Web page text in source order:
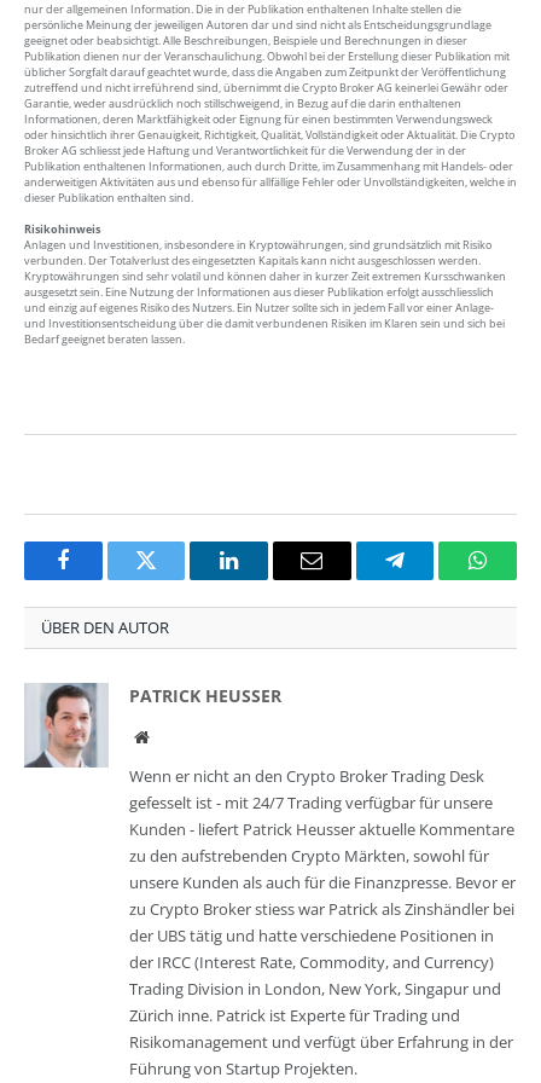
nur der allgemeinen Information. Die in der Publikation enthaltenen Inhalte stellen die
persönliche Meinung der jeweiligen Autoren dar und sind nicht als Entscheidungsgrundlage
geeignet oder beabsichtigt. Alle Beschreibungen, Beispiele und Berechnungen in dieser
Publikation dienen nur der Veranschaulichung. Obwohl bei der Erstellung dieser Publikation mit
üblicher Sorgfalt darauf geachtet wurde, dass die Angaben zum Zeitpunkt der Veröffentlichung
zutreffend und nicht irreführend sind, übernimmt die Crypto Broker AG keinerlei Gewähr oder
Garantie, weder ausdrücklich noch stillschweigend, in Bezug auf die darin enthaltenen
Informationen, deren Marktfähigkeit oder Eignung für einen bestimmten Verwendungsweck
oder hinsichtlich ihrer Genauigkeit, Richtigkeit, Qualität, Vollständigkeit oder Aktualität. Die Crypto
Broker AG schliesst jede Haftung und Verantwortlichkeit für die Verwendung der in der
Publikation enthaltenen Informationen, auch durch Dritte, im Zusammenhang mit Handels- oder
anderweitigen Aktivitäten aus und ebenso für allfällige Fehler oder Unvollständigkeiten, welche in
dieser Publikation enthalten sind.
Risikohinweis
Anlagen und Investitionen, insbesondere in Kryptowährungen, sind grundsätzlich mit Risiko
verbunden. Der Totalverlust des eingesetzten Kapitals kann nicht ausgeschlossen werden.
Kryptowährungen sind sehr volatil und können daher in kurzer Zeit extremen Kursschwanken
ausgesetzt sein. Eine Nutzung der Informationen aus dieser Publikation erfolgt ausschliesslich
und einzig auf eigenes Risiko des Nutzers. Ein Nutzer sollte sich in jedem Fall vor einer Anlage-
und Investitionsentscheidung über die damit verbundenen Risiken im Klaren sein und sich bei
Bedarf geeignet beraten lassen.
FacebookTwitter LinkedInEmail Telegram
ÜBER DEN AUTOR
PATRICK HEUSSER
Website
Wenn er nicht an den Crypto Broker Trading Desk
gefesselt ist - mit 24/7 Trading verfügbar für unsere
Kunden - liefert Patrick Heusser aktuelle Kommentare
zu den aufstrebenden Crypto Märkten, sowohl für
unsere Kunden als auch für die Finanzpresse. Bevor er
zu Crypto Broker stiess war Patrick als Zinshändler bei
der UBS tätig und hatte verschiedene Positionen in
der IRCC (Interest Rate, Commodity, and Currency)
Trading Division in London, New York, Singapur und
Zürich inne. Patrick ist Experte für Trading und
Risikomanagement und verfügt über Erfahrung in der
Führung von Startup Projekten.